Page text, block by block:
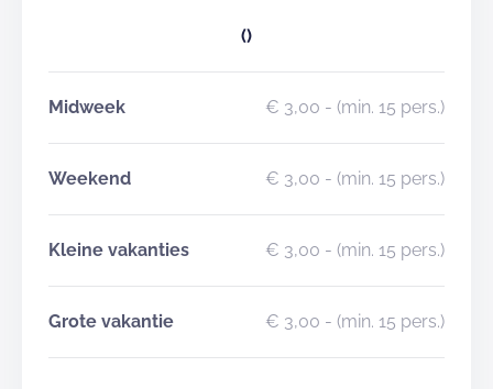
()
Midweek € 3,00 - (min. 15 pers.)
Weekend € 3,00 - (min. 15 pers.)
Kleine vakanties € 3,00 - (min. 15 pers.)
Grote vakantie € 3,00 - (min. 15 pers.)